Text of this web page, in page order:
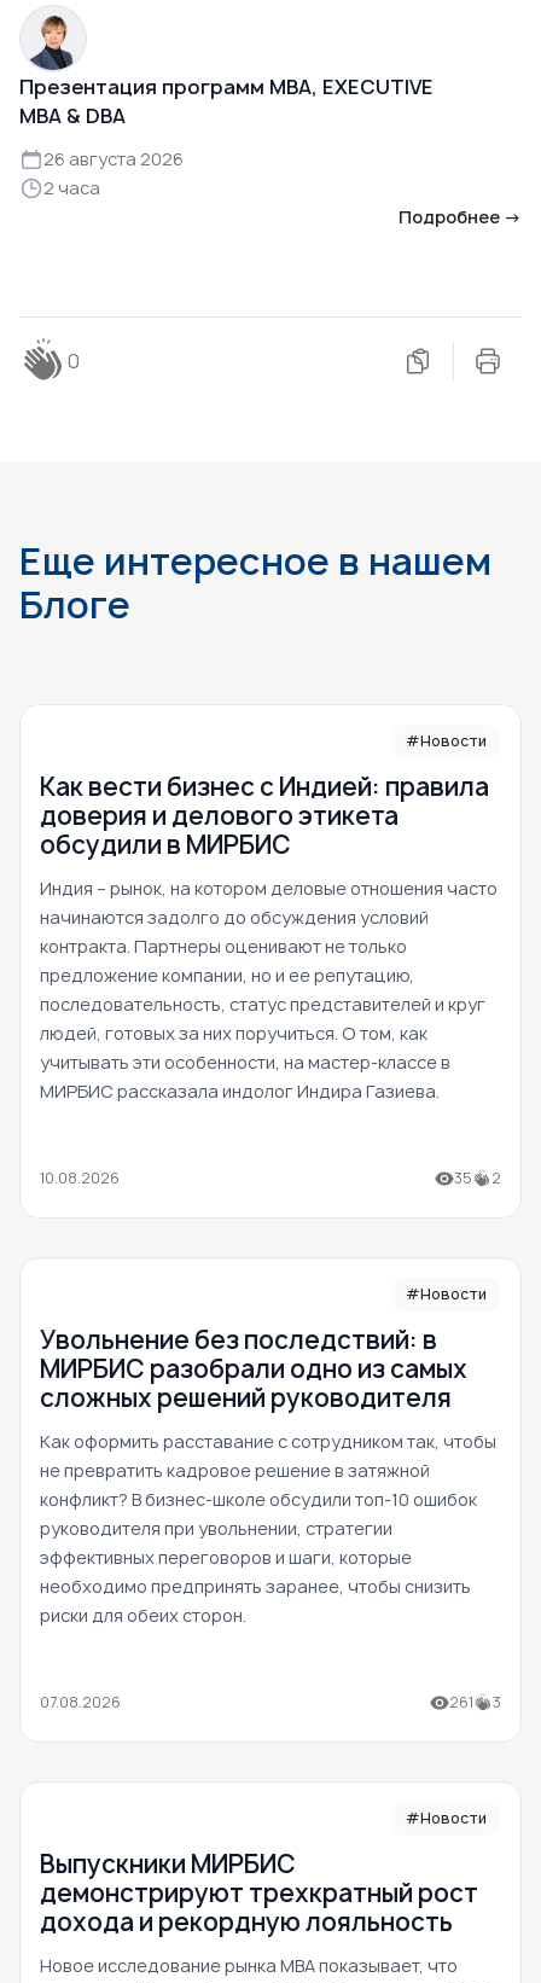
Презентация программ MBA, EXECUTIVE
MBA & DBA
26 августа 2026
2 часа
Подробнее →
0
Еще интересное в нашем
Блоге
#Новости
Как вести бизнес с Индией: правила
доверия и делового этикета
обсудили в МИРБИС
Индия – рынок, на котором деловые отношения часто
начинаются задолго до обсуждения условий
контракта. Партнеры оценивают не только
предложение компании, но и ее репутацию,
последовательность, статус представителей и круг
людей, готовых за них поручиться. О том, как
учитывать эти особенности, на мастер-классе в
МИРБИС рассказала индолог Индира Газиева.
10.08.2026 35 2
#Новости
Увольнение без последствий: в
МИРБИС разобрали одно из самых
сложных решений руководителя
Как оформить расставание с сотрудником так, чтобы
не превратить кадровое решение в затяжной
конфликт? В бизнес-школе обсудили топ-10 ошибок
руководителя при увольнении, стратегии
эффективных переговоров и шаги, которые
необходимо предпринять заранее, чтобы снизить
риски для обеих сторон.
07.08.2026 261 3
#Новости
Выпускники МИРБИС
демонстрируют трехкратный рост
дохода и рекордную лояльность
Новое исследование рынка MBA показывает, что